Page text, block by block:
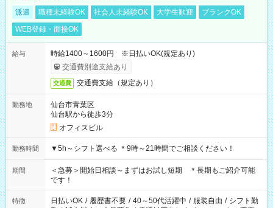
派遣 職種未経験OK 社会人未経験OK 大学生歓迎
ブランクOK
WEB登録・面接OK
給与
時給1400～1600円 ※日払いOK(規定あり)
交通費別途支給あり
交通費 交通費支給（規定あり）
勤務地
仙台市青葉区
仙台駅から徒歩3分
オフィスビル
勤務時間 ▼5h～シフト選べる ＊9時～21時間でご相談ください！
期間
＜急募＞開始日相談～まずはお試し短期 ＊長期もご紹介可能
です！
特徴 日払いOK / 履歴書不要 / 40～50代活躍中 / 服装自由 / シフト勤